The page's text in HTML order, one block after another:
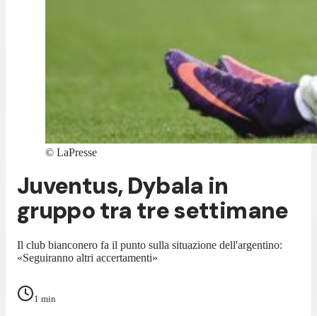
© LaPresse
Juventus, Dybala in
gruppo tra tre settimane
Il club bianconero fa il punto sulla situazione dell'argentino:
«Seguiranno altri accertamenti»
1 min